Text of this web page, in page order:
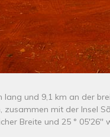
lang und 9,1 km an der
mit der Insel
Breite und 25 ° 05'26''